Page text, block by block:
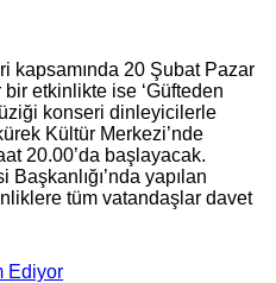
kapsamında 20 Şubat Pazar
etkinlikte ise ‘Güfteden
konseri dinleyicilerle
Kültür Merkezi’nde
20.00’da başlayacak.
yapılan
tüm vatandaşlar davet
Ediyor